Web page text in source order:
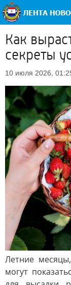
Как
секреты
10 июля 2026,
Летние
могут